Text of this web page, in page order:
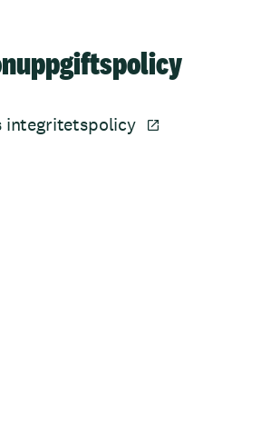
integritetspolicy